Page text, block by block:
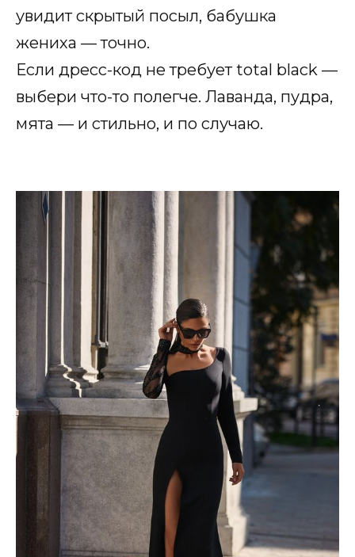
увидит скрытый посыл, бабушка
жениха — точно.
Если дресс-код не требует total black —
выбери что-то полегче. Лаванда, пудра,
мята — и стильно, и по случаю.